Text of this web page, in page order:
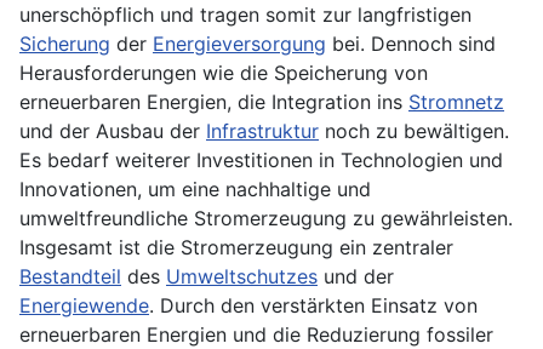
unerschöpflich und tragen somit zur langfristigen
Sicherung der Energieversorgung bei. Dennoch sind
Herausforderungen wie die Speicherung von
erneuerbaren Energien, die Integration ins Stromnetz
und der Ausbau der Infrastruktur noch zu bewältigen.
Es bedarf weiterer Investitionen in Technologien und
Innovationen, um eine nachhaltige und
umweltfreundliche Stromerzeugung zu gewährleisten.
Insgesamt ist die Stromerzeugung ein zentraler
Bestandteil des Umweltschutzes und der
Energiewende. Durch den verstärkten Einsatz von
erneuerbaren Energien und die Reduzierung fossiler